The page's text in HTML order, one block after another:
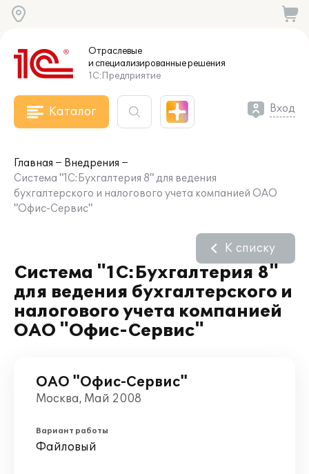
Отраслевые
и специализированныерешения
1С:Предприятие
Каталог Вход
Главная
Внедрения
Система "1С:Бухгалтерия 8" для ведения
бухгалтерского и налогового учета компанией ОАО
"Офис-Сервис"
Система "1С:Бухгалтерия 8"
для ведения бухгалтерского и
налогового учета компанией
ОАО "Офис-Сервис"
К списку
ОАО "Офис-Сервис"
Москва, Май 2008
Вариант работы
Файловый